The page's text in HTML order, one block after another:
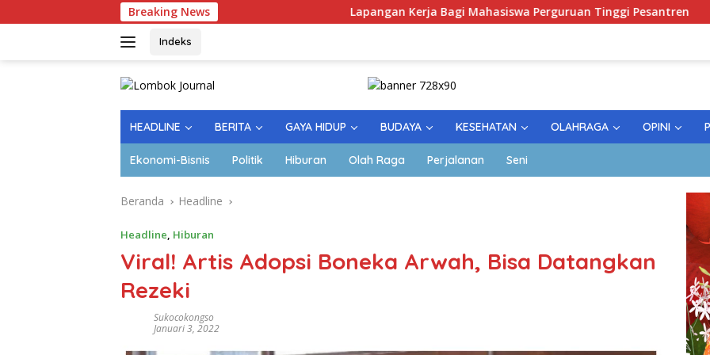
ke
Breaking News Lapangan Kerja Bagi Mahasiswa Perguruan Tinggi Pesantren
Indeks
HEADLINE BERITA GAYA HIDUP BUDAYA KESEHATAN OLAHRAGA OPINI
Ekonomi-Bisnis Politik Hiburan Olah Raga Perjalanan Seni
Beranda Headline
Headline, Hiburan
Viral! Artis Adopsi Boneka Arwah, Bisa Datangkan
Rezeki
Sukocokongso
Januari 3, 2022